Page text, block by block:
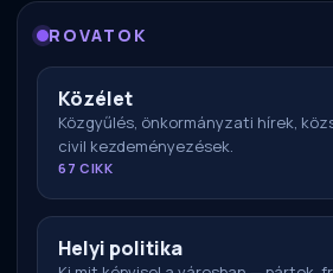
ROVATOK
Közélet
Közgyűlés, önkormányzati hírek,
civil kezdeményezések.
67 CIKK
Helyi politika